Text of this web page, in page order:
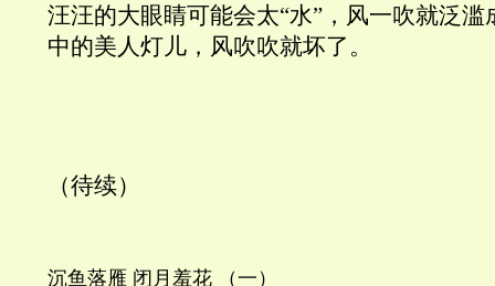
汪汪的大眼睛可能会太“水”，风一吹就泛
中的美人灯儿，风吹吹就坏了。
（待续）
沉鱼落雁 闭月羞花 （一）